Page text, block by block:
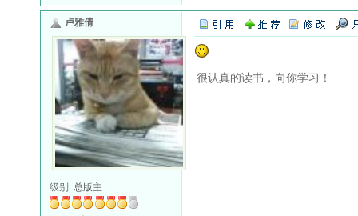
卢雅倩
级别: 总版主
很认真的读书，向你学习！